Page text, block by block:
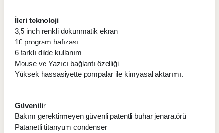
İleri teknoloji
3,5 inch renkli dokunmatik ekran
10 program hafızası
6 farklı dilde kullanım
Mouse ve Yazıcı bağlantı özelliği
Yüksek hassasiyette pompalar ile kimyasal aktarımı.
Güvenilir
Bakım gerektirmeyen güvenli patentli buhar jenaratörü
Patanetli titanyum condenser